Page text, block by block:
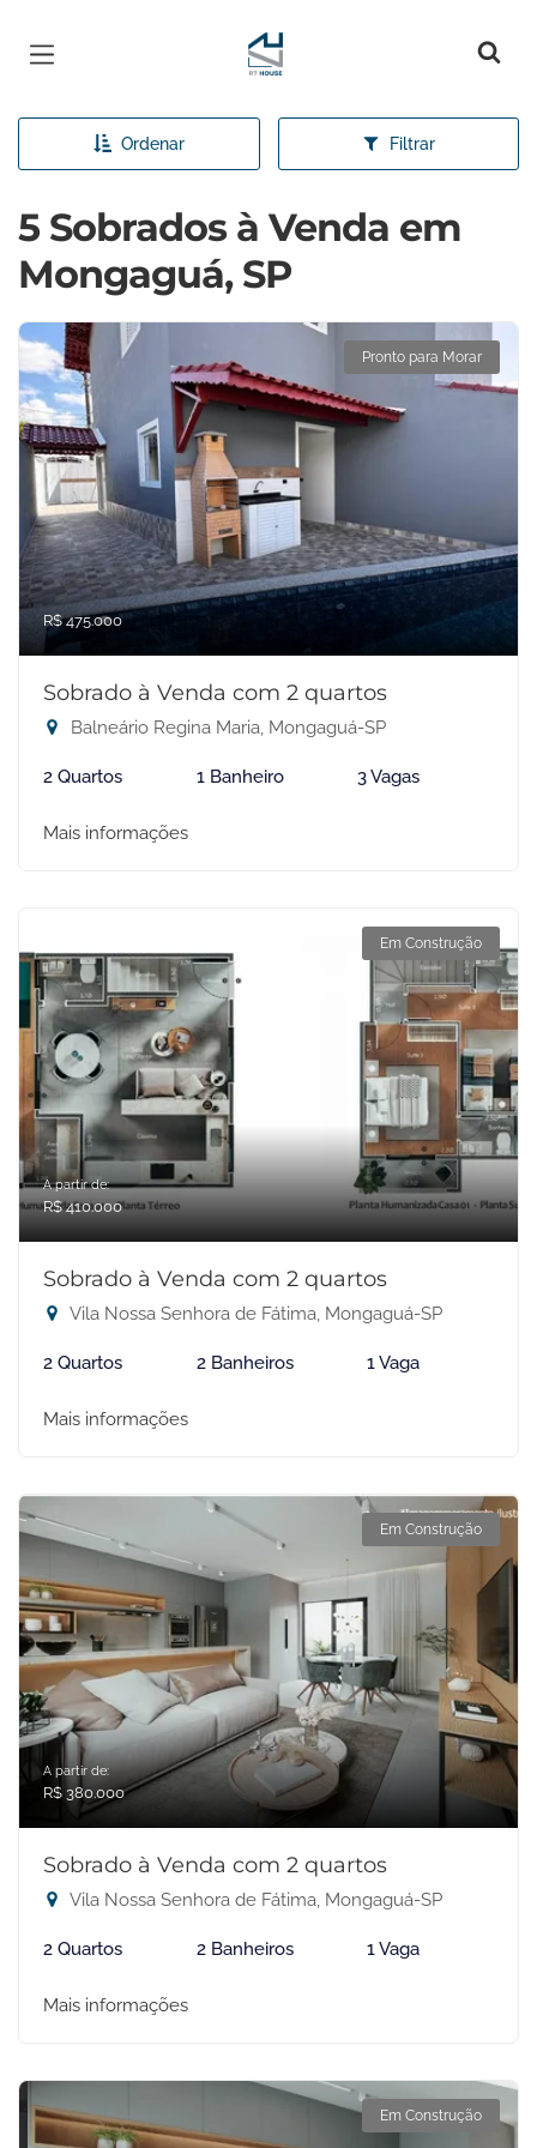
Página inicial
Ordenar Filtrar
5 Sobrados à Venda em
Mongaguá, SP
Pronto para Morar
R$ 475.000
Sobrado à Venda com 2 quartos
Balneário Regina Maria, Mongaguá-SP
2 Quartos 1 Banheiro 3 Vagas
Mais informações
Em Construção
A partir de:
R$ 410.000
Sobrado à Venda com 2 quartos
Vila Nossa Senhora de Fátima, Mongaguá-SP
2 Quartos 2 Banheiros 1 Vaga
Mais informações
Em Construção
A partir de:
R$ 380.000
Sobrado à Venda com 2 quartos
Vila Nossa Senhora de Fátima, Mongaguá-SP
2 Quartos 2 Banheiros 1 Vaga
Mais informações
Em Construção